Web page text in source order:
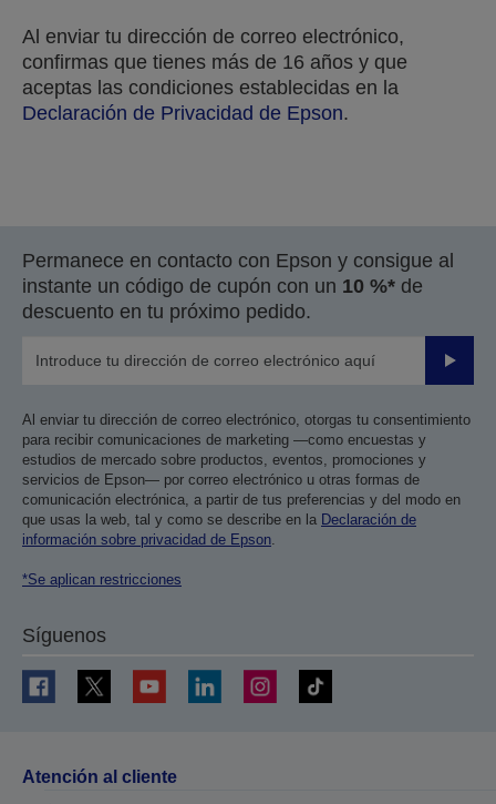
Al enviar tu dirección de correo electrónico,
confirmas que tienes más de 16 años y que
aceptas las condiciones establecidas en la
Declaración de Privacidad de Epson.
Nos pondremos en contacto con usted en los
próximos días hábiles.
Permanece en contacto con Epson y consigue al
instante un código de cupón con un 10 %* de
descuento en tu próximo pedido.
Enviar
Al enviar tu dirección de correo electrónico, otorgas tu consentimiento
para recibir comunicaciones de marketing —como encuestas y
estudios de mercado sobre productos, eventos, promociones y
servicios de Epson— por correo electrónico u otras formas de
comunicación electrónica, a partir de tus preferencias y del modo en
que usas la web, tal y como se describe en la Declaración de
información sobre privacidad de Epson.
*Se aplican restricciones
Síguenos
Atención al cliente